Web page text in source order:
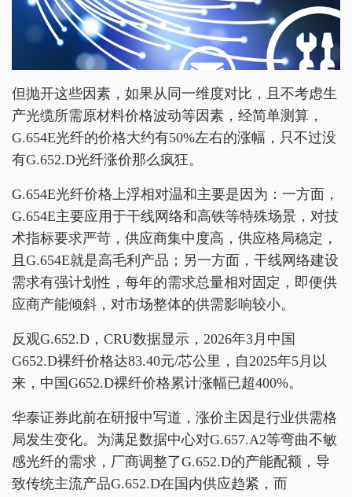
但抛开这些因素，如果从同一维度对比，且不考虑生
产光缆所需原材料价格波动等因素，经简单测算，
G.654E光纤的价格大约有50%左右的涨幅，只不过没
有G.652.D光纤涨价那么疯狂。
G.654E光纤价格上浮相对温和主要是因为：一方面，
G.654E主要应用于干线网络和高铁等特殊场景，对技
术指标要求严苛，供应商集中度高，供应格局稳定，
且G.654E就是高毛利产品；另一方面，干线网络建设
需求有强计划性，每年的需求总量相对固定，即便供
应商产能倾斜，对市场整体的供需影响较小。
反观G.652.D，CRU数据显示，2026年3月中国
G652.D裸纤价格达83.40元/芯公里，自2025年5月以
来，中国G652.D裸纤价格累计涨幅已超400%。
华泰证券此前在研报中写道，涨价主因是行业供需格
局发生变化。为满足数据中心对G.657.A2等弯曲不敏
感光纤的需求，厂商调整了G.652.D的产能配额，导
致传统主流产品G.652.D在国内供应趋紧，而